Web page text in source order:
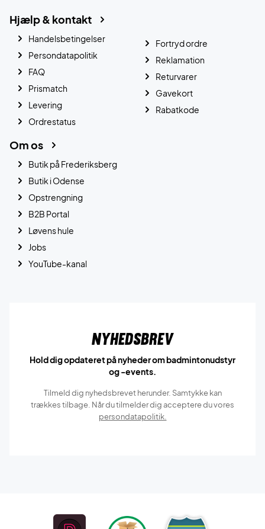
Hjælp & kontakt
Handelsbetingelser
Persondatapolitik
FAQ
Prismatch
Levering
Ordrestatus
Fortryd ordre
Reklamation
Returvarer
Gavekort
Rabatkode
Om os
Butik på Frederiksberg
Butik i Odense
Opstrengning
B2B Portal
Løvens hule
Jobs
YouTube-kanal
Nyhedsbrev
Hold dig opdateret på nyheder om badmintonudstyr
og -events.
Tilmeld dig nyhedsbrevet herunder. Samtykke kan
trækkes tilbage. Når du tilmelder dig acceptere du vores
persondatapolitik.